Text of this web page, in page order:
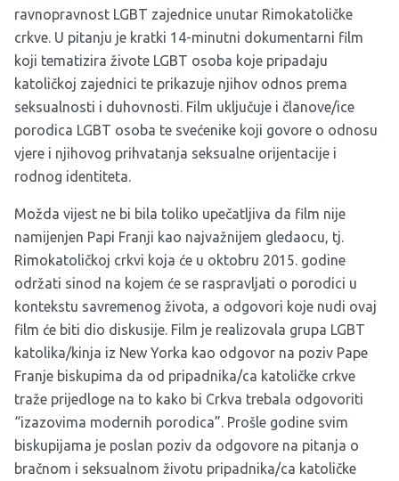
ravnopravnost LGBT zajednice unutar Rimokatoličke
crkve. U pitanju je kratki 14-minutni dokumentarni film
koji tematizira živote LGBT osoba koje pripadaju
katoličkoj zajednici te prikazuje njihov odnos prema
seksualnosti i duhovnosti. Film uključuje i članove/ice
porodica LGBT osoba te svećenike koji govore o odnosu
vjere i njihovog prihvatanja seksualne orijentacije i
rodnog identiteta.
Možda vijest ne bi bila toliko upečatljiva da film nije
namijenjen Papi Franji kao najvažnijem gledaocu, tj.
Rimokatoličkoj crkvi koja će u oktobru 2015. godine
održati sinod na kojem će se raspravljati o porodici u
kontekstu savremenog života, a odgovori koje nudi ovaj
film će biti dio diskusije. Film je realizovala grupa LGBT
katolika/kinja iz New Yorka kao odgovor na poziv Pape
Franje biskupima da od pripadnika/ca katoličke crkve
traže prijedloge na to kako bi Crkva trebala odgovoriti
“izazovima modernih porodica”. Prošle godine svim
biskupijama je poslan poziv da odgovore na pitanja o
bračnom i seksualnom životu pripadnika/ca katoličke